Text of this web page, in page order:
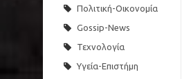
Πολιτική-Οικονομία
Gossip-News
Τεχνολογία
Υγεία-Επιστήμη